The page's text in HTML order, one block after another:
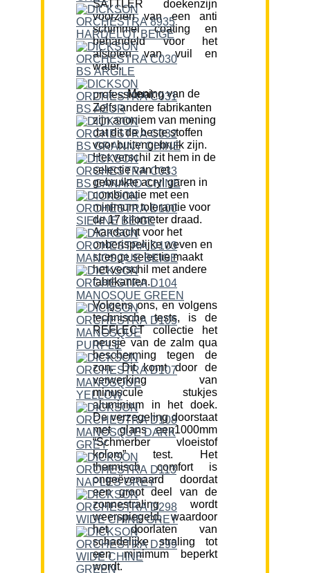
SATTLER doekenzijn
voorzien van een anti
schimmel coating en
behandeld voor het
afstoten van vuil en
water.
Mening van de professional:
Zelfs andere fabrikanten
zijn anoniem van mening
dat dit de beste stoffen
voor buitengebruik zijn.
Het verschil zit hem in de
selectie van het
gebruikte acryl garen in
combinatie met een
minimum tolerantie voor
de 17 kilometer draad.
Aandacht voor het
onberispelijke weven en
strenge selectie maakt
het verschil met andere
fabrikanten.
Volgens ons, en volgens
technische tests, is de
REFLECT collectie het
neusje van de zalm qua
bescherming tegen de
zon. Dit komt door de
verwerking van
minuscule stukjes
aluminium in het doek.
De verzegeling doorstaat
met glans een1000mm
“Schmerber vloeistof
kolom” test. Het
thermisch comfort is
ongeëvenaard doordat
een groot deel van de
zonnestraling wordt
weerspiegeld, waardoor
het doorlaten van
schadelijke straling tot
een minimum beperkt
wordt.